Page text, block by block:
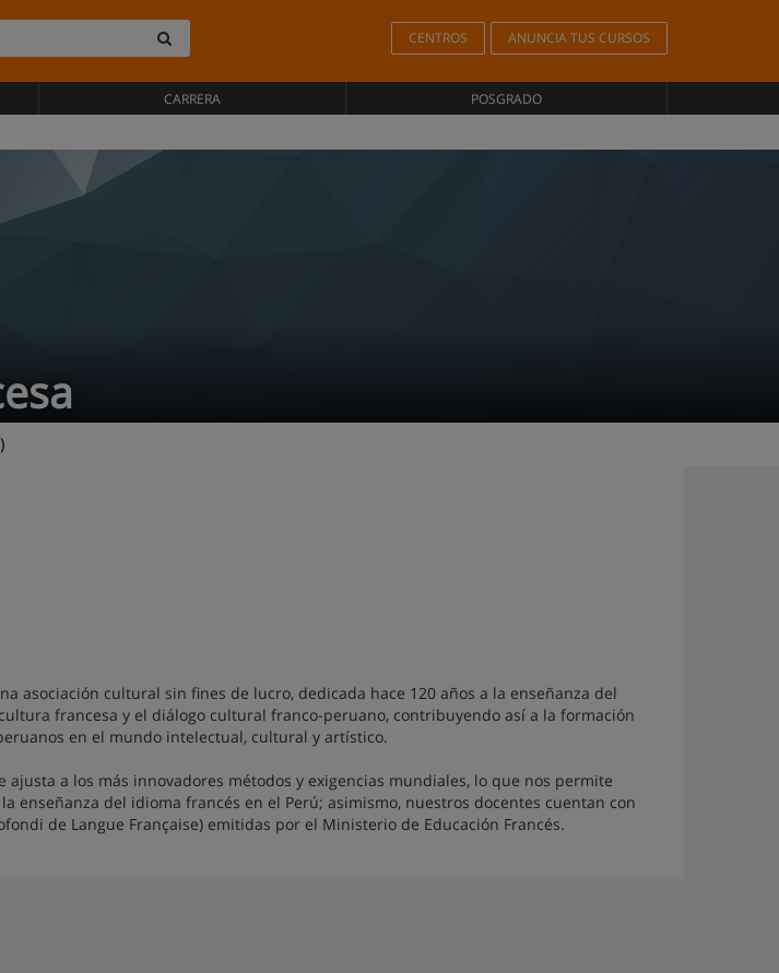
CENTROS ANUNCIA TUS CURSOS
CARRERA
POSGRADO
asociación cultural sin fines de lucro, dedicada hace 120 años a la enseñanza del
francesa y el diálogo cultural franco-peruano, contribuyendo así a la formación
en el mundo intelectual, cultural y artístico.
ajusta a los más innovadores métodos y exigencias mundiales, lo que nos permite
enseñanza del idioma francés en el Perú; asimismo, nuestros docentes cuentan con
de Langue Française) emitidas por el Ministerio de Educación Francés.